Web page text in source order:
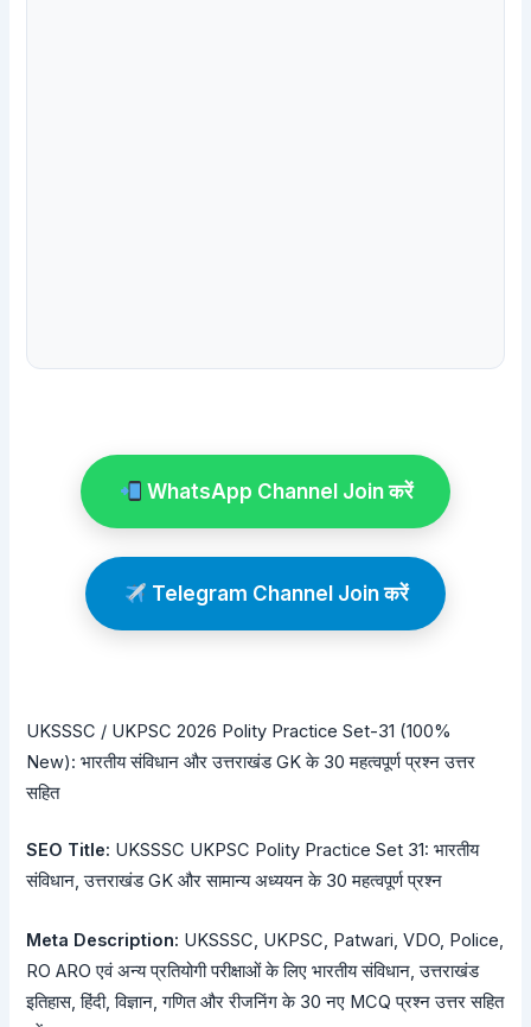
WhatsApp Channel Join करें
Telegram Channel Join करें
UKSSSC / UKPSC 2026 Polity Practice Set-31 (100%
New): भारतीय संविधान और उत्तराखंड GK के 30 महत्वपूर्ण प्रश्न उत्तर
सहित
SEO Title: UKSSSC UKPSC Polity Practice Set 31: भारतीय
संविधान, उत्तराखंड GK और सामान्य अध्ययन के 30 महत्वपूर्ण प्रश्न
Meta Description: UKSSSC, UKPSC, Patwari, VDO, Police,
RO ARO एवं अन्य प्रतियोगी परीक्षाओं के लिए भारतीय संविधान, उत्तराखंड
इतिहास, हिंदी, विज्ञान, गणित और रीजनिंग के 30 नए MCQ प्रश्न उत्तर सहित